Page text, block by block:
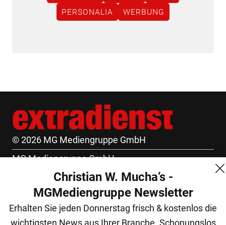
PERSONALIA
WERBUNG
© 2026 MG Mediengruppe GmbH
MG Mediengruppe GmbH
Burgring 1/7
1010 Wien
+43 (1) 522 14 14
Christian W. Mucha’s -
MGMediengruppe Newsletter
Erhalten Sie jeden Donnerstag frisch & kostenlos die
wichtigsten News aus Ihrer Branche. Schonungslos